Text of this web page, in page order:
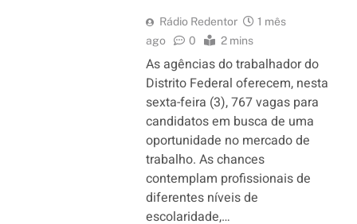
Rádio Redentor
1 mês
ago
0 2 mins
As agências do trabalhador do
Distrito Federal oferecem, nesta
sexta-feira (3), 767 vagas para
candidatos em busca de uma
oportunidade no mercado de
trabalho. As chances
contemplam profissionais de
diferentes níveis de
escolaridade,…